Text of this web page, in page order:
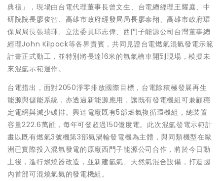
典禮」，現場由台電代理董事長曾文生、台電總經理王耀庭、中
研院院長廖俊智、高雄市政府經發局局長廖泰翔、高雄市政府環
保局局長張瑞琿、立法委員邱志偉、西門子能源公司台灣董事總
經理John Kilpack等各界貴賓，共同見證台電燃氣混氫發電示範
計畫正式動工，並特別將長達16米的氫氣槽車開到現場，模擬未
來混氫示範運作。
台電指出，面對2050淨零排放國際目標，台電除積極發展再生
能源與儲能系統，亦透過新能源應用，讓既有發電機組可兼顧穩
定電網與減少碳排。興達電廠既有5部燃氣複循環機組，總裝置
容量222.6萬瓩，每年可發超過150億度電。此次混氫發電示範計
畫以既有燃氣3號機第3部氣渦輪發電機為主體，與同類機型在歐
洲已實際投入混氫發電的原廠西門子能源公司合作，將於今日動
土後，進行燃燒器改造，並新建氫氣、天然氣混合設備，打造國
內首部可混燒氫氣的發電機組。